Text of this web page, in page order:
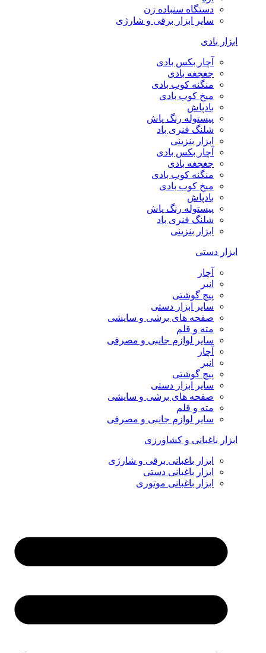
دستگاه سنباده زن
سایر ابزار برقی و شارژی
ابزار بادی
آچار بکس بادی
جغجغه بادی
منگنه کوب بادی
میخ کوب بادی
بادپاش
پیستوله رنگ پاش
شلنگ فنری باد
ابزار بنزینی
آچار بکس بادی
جغجغه بادی
منگنه کوب بادی
میخ کوب بادی
بادپاش
پیستوله رنگ پاش
شلنگ فنری باد
ابزار بنزینی
ابزار دستی
آچار
انبر
پیچ گوشتی
سایر ابزار دستی
صفحه های برشی و سایشی
مته و قلم
سایر لوازم جانبی و مصرفی
آچار
انبر
پیچ گوشتی
سایر ابزار دستی
صفحه های برشی و سایشی
مته و قلم
سایر لوازم جانبی و مصرفی
ابزار باغبانی و کشاورزی
ابزار باغبانی برقی و شارژی
ابزار باغبانی دستی
ابزار باغبانی موتوری